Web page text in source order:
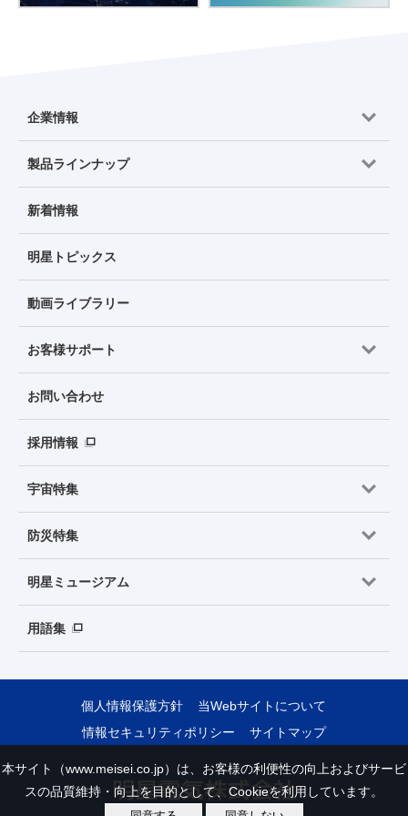
企業情報
製品ラインナップ
新着情報
明星トピックス
動画ライブラリー
お客様サポート
お問い合わせ
採用情報
宇宙特集
防災特集
明星ミュージアム
用語集
個人情報保護方針
当Webサイトについて
情報セキュリティポリシー
サイトマップ
本サイト（www.meisei.co.jp）は、お客様の利便性の向上およびサービ
スの品質維持・向上を目的として、Cookieを利用しています。